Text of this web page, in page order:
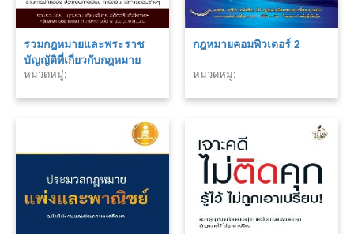
รวมกฎหมายและพระราช
บัญญัติที่เกี่ยวกับกฎหมาย
ปกครอง พร้อมหัวข้อเรื่อง
หมวดหมู่:
กฎหมายคอมพิวเตอร์ 2
หมวดหมู่: